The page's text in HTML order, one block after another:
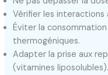
Vérifier les
Éviter la
thermogéniques.
Adapter la prise aux
(vitamines liposolubles).